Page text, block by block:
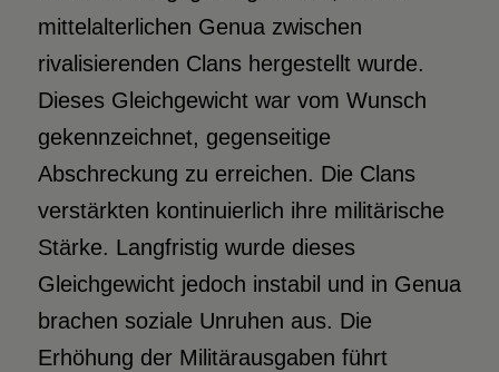
mittelalterlichen Genua zwischen
rivalisierenden Clans hergestellt wurde.
Dieses Gleichgewicht war vom Wunsch
gekennzeichnet, gegenseitige
Abschreckung zu erreichen. Die Clans
verstärkten kontinuierlich ihre militärische
Stärke. Langfristig wurde dieses
Gleichgewicht jedoch instabil und in Genua
brachen soziale Unruhen aus. Die
Erhöhung der Militärausgaben führt